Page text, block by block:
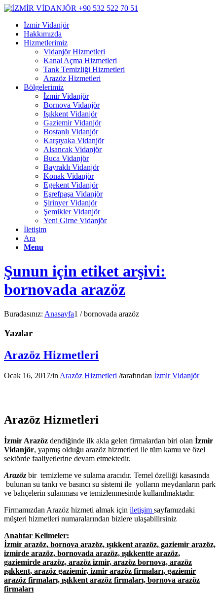
İzmir Vidanjör
Hakkımızda
Hizmetlerimiz
Vidanjör Hizmetleri
Kanal Açma Hizmetleri
Tank Temizliği Hizmetleri
Arazöz Hizmetleri
Bölgelerimiz
İzmir Vidanjör
Bornova Vidanjör
Işıkkent Vidanjör
Gaziemir Vidanjör
Bostanlı Vidanjör
Karşıyaka Vidanjör
Alsancak Vidanjör
Buca Vidanjör
Bayraklı Vidanjör
Konak Vidanjör
Egekent Vidanjör
Eşrefpaşa Vidanjör
Şirinyer Vidanjör
Şemikler Vidanjör
Yeni Girne Vidanjör
İletişim
Ara
Menu
Şunun için etiket arşivi:
bornovada arazöz
Buradasınız: Anasayfa1 / bornovada arazöz
Yazılar
Arazöz Hizmetleri
Ocak 16, 2017/inArazöz Hizmetleri /tarafından İzmir Vidanjör
Arazöz Hizmetleri
İzmir Arazöz dendiğinde ilk akla gelen firmalardan biri olan İzmir
Vidanjör, yapmış olduğu arazöz hizmetleri ile tüm kamu ve özel
sektörde faaliyetlerine devam etmektedir.
Arazöz bir temizleme ve sulama aracıdır. Temel özelliği kasasında
bulunan su tankı ve basıncı su sistemi ile yolların meydanların park
ve bahçelerin sulanması ve temizlenmesinde kullanılmaktadır.
Firmamızdan Arazöz hizmeti almak için iletişim sayfamızdaki
müşteri hizmetleri numaralarından bizlere ulaşabilirsiniz
Anahtar Kelimeler:
İzmir arazöz, bornova arazöz, ışıkkent arazöz, gaziemir arazöz,
izmirde arazöz, bornovada arazöz, ışıkkentte arazöz,
gaziemirde arazöz, arazöz izmir, arazöz bornova, arazöz
ışıkkent, arazöz gaziemir, izmir arazöz firmaları, gaziemir
arazöz firmaları, ışıkkent arazöz firmaları, bornova arazöz
firmaları